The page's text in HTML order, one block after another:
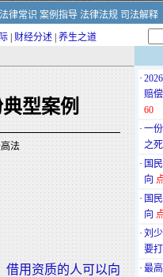
法律常识 案例指导 法律法规 司法解释|
财经分述 养生之道
型案例
法
借用资质的人可以向
·
赔
60
· 一
之死
· 国
向
· 国
向
· 刘
要
· 最